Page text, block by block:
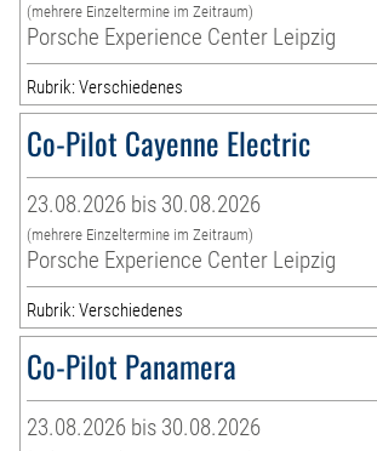
(mehrere Einzeltermine im Zeitraum)
Porsche Experience Center Leipzig
Rubrik: Verschiedenes
Co-Pilot Cayenne Electric
23.08.2026 bis 30.08.2026
(mehrere Einzeltermine im Zeitraum)
Porsche Experience Center Leipzig
Rubrik: Verschiedenes
Co-Pilot Panamera
23.08.2026 bis 30.08.2026